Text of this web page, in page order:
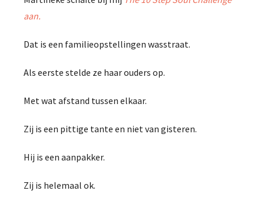
aan.
Dat is een familieopstellingen wasstraat.
Als eerste stelde ze haar ouders op.
Met wat afstand tussen elkaar.
Zij is een pittige tante en niet van gisteren.
Hij is een aanpakker.
Zij is helemaal ok.